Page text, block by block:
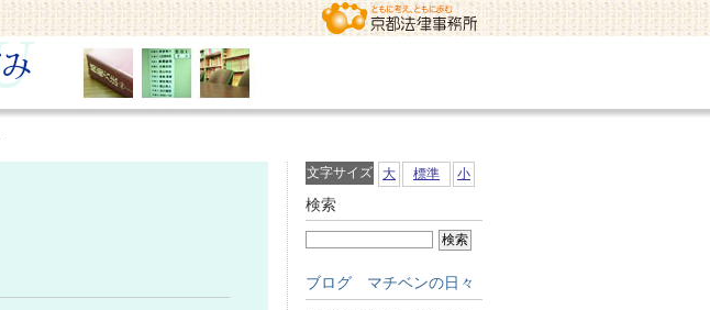
文字サイズ 大 標準 小
検索
ブログ マチベンの日々